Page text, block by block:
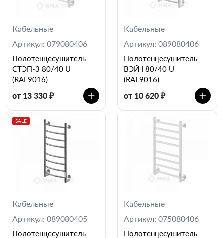
Кабельные
Артикул: 079080406
Полотенцесушитель
СТЭП-3 80/40 U
(RAL9016)
от 13 330 ₽
Кабельные
Артикул: 089080406
Полотенцесушитель
ВЭЙ I 80/40 U
(RAL9016)
от 10 620 ₽
SALE
Кабельные
Артикул: 089080405
Полотенцесушитель
Кабельные
Артикул: 075080406
Полотенцесушитель